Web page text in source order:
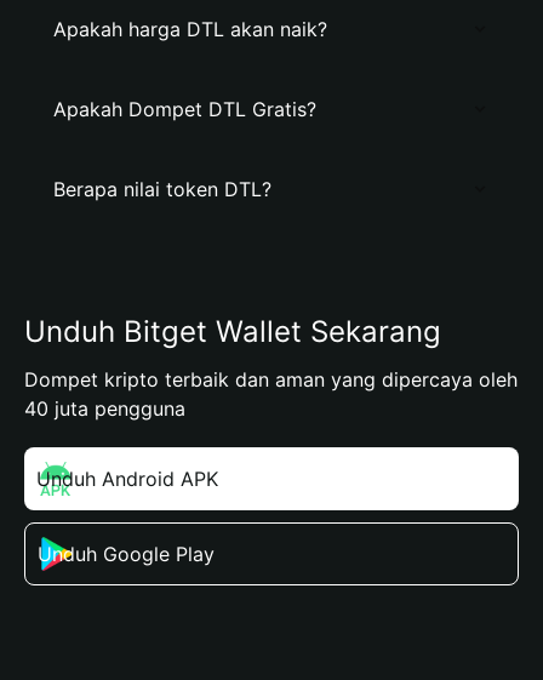
Apakah harga DTL akan naik?
Apakah Dompet DTL Gratis?
Berapa nilai token DTL?
Unduh Bitget Wallet Sekarang
Dompet kripto terbaik dan aman yang dipercaya oleh
40 juta pengguna
Unduh Android APK
Unduh Google Play